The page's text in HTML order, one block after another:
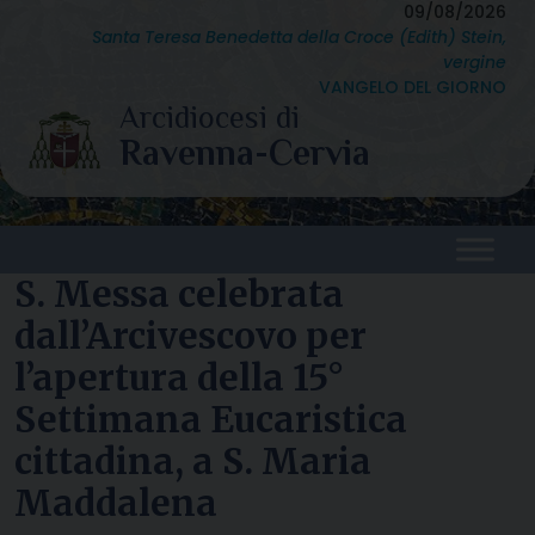
09/08/2026
Santa Teresa Benedetta della Croce (Edith) Stein,
vergine
VANGELO DEL GIORNO
S. Messa celebrata
dall’Arcivescovo per
l’apertura della 15°
Settimana Eucaristica
cittadina, a S. Maria
Maddalena